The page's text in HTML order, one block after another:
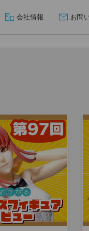
会社情報 お問